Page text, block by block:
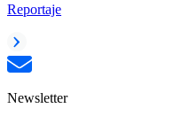
Reportaje
Newsletter